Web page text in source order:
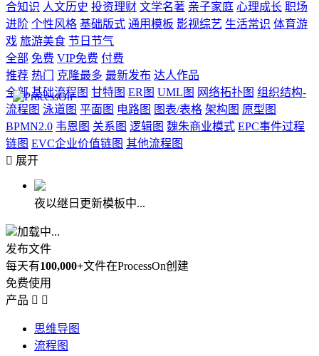
合知识 人文历史 投资理财 文学名著 亲子家庭 心理成长 职场
进阶 个性风格 基础版式 通用模板 影视综艺 生活常识 体育游
戏 旅游美食 节日节气
全部 免费 VIP免费 付费
推荐 热门 克隆最多 最新发布 达人作品
全部 基础流程图 甘特图 ER图 UML图 网络拓扑图 组织结构-
流程图 泳道图 平面图 电路图 图表/表格 架构图 原型图
BPMN2.0 韦恩图 关系图 逻辑图 魏朱商业模式 EPC事件过程
链图 EVC企业价值链图 其他流程图
 展开
夜以继日更新模板中...
加载中...
发布文件
每天有100,000+文件在ProcessOn创建
免费使用
产品  
思维导图
流程图